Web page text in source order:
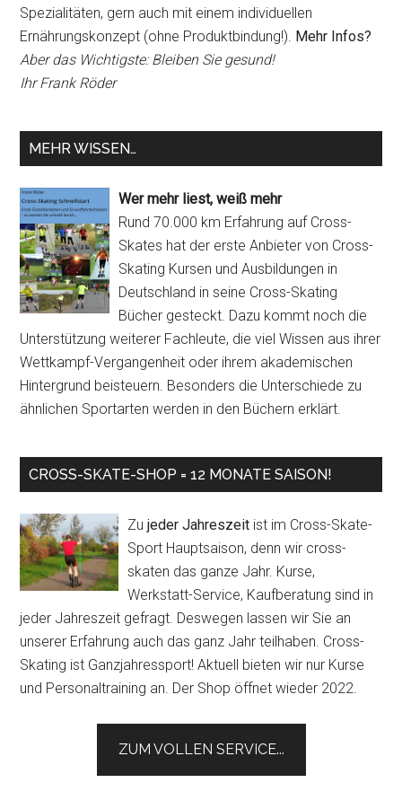
Spezialitäten, gern auch mit einem individuellen
Ernährungskonzept (ohne Produktbindung!). Mehr Infos?
Aber das Wichtigste: Bleiben Sie gesund!
Ihr Frank Röder
MEHR WISSEN…
Wer mehr liest, weiß mehr
Rund 70.000 km Erfahrung auf Cross-
Skates hat der erste Anbieter von Cross-
Skating Kursen und Ausbildungen in
Deutschland in seine Cross-Skating
Bücher gesteckt. Dazu kommt noch die
Unterstützung weiterer Fachleute, die viel Wissen aus ihrer
Wettkampf-Vergangenheit oder ihrem akademischen
Hintergrund beisteuern. Besonders die Unterschiede zu
ähnlichen Sportarten werden in den Büchern erklärt.
CROSS-SKATE-SHOP = 12 MONATE SAISON!
Zujeder Jahreszeit ist im Cross-Skate-
Sport Hauptsaison, denn wir cross-
skaten das ganze Jahr. Kurse,
Werkstatt-Service, Kaufberatung sind in
jeder Jahreszeit gefragt. Deswegen lassen wir Sie an
unserer Erfahrung auch das ganz Jahr teilhaben. Cross-
Skating ist Ganzjahressport! Aktuell bieten wir nur Kurse
und Personaltraining an. Der Shop öffnet wieder 2022.
ZUM VOLLEN SERVICE...